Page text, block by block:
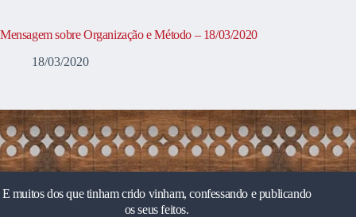
Mensagem sobre Organização e Método – 18/03/2020
18/03/2020
E muitos dos que tinham crido vinham, confessando e publicando
os seus feitos.